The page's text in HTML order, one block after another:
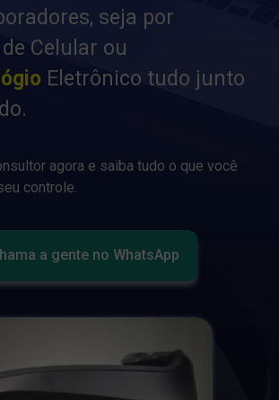
seja por
de Celular ou
Eletrônico tudo junto
agora e saiba tudo o que você
controle.
a gente no WhatsApp